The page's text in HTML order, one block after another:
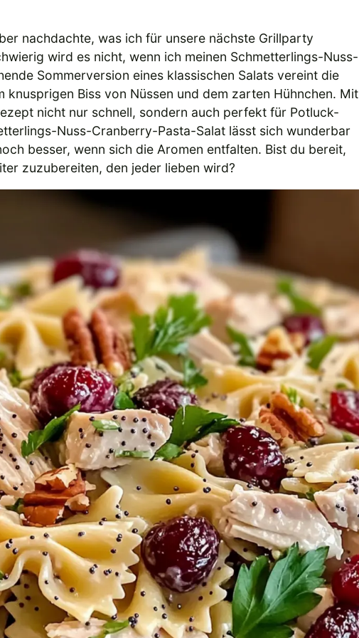
nachdachte, was ich für unsere nächste Grillparty
wird es nicht, wenn ich meinen Schmetterlings-Nuss-
Sommerversion eines klassischen Salats vereint die
Biss von Nüssen und dem zarten Hühnchen. Mit
nicht nur schnell, sondern auch perfekt für Potluck-
Nuss-Cranberry-Pasta-Salat lässt sich wunderbar
besser, wenn sich die Aromen entfalten. Bist du bereit,
zuzubereiten, den jeder lieben wird?